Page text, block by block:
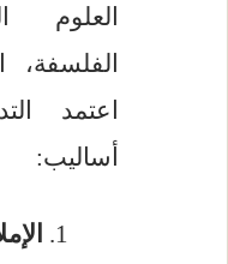
العلوم
الفلسفة،
اعتمد
أساليب:
الإملاء: